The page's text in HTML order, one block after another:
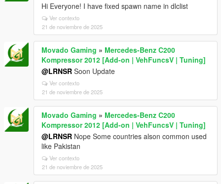
Hi Everyone! I have fixed spawn name in dlclist
Ver contexto
21 de noviembre de 2025
Movado Gaming » Mercedes-Benz C200
Kompressor 2012 [Add-on | VehFuncsV | Tuning]
@LRNSR Soon Update
Ver contexto
21 de noviembre de 2025
Movado Gaming » Mercedes-Benz C200
Kompressor 2012 [Add-on | VehFuncsV | Tuning]
@LRNSR Nope Some countries alson common used
like Pakistan
Ver contexto
21 de noviembre de 2025